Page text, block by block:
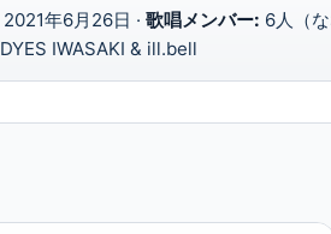
2021年6月26日 · 歌唱メンバー: 6人（
DYES IWASAKI & ill.bell